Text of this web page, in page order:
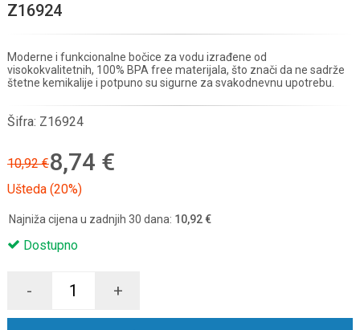
Z16924
Moderne i funkcionalne bočice za vodu izrađene od
visokokvalitetnih, 100% BPA free materijala, što znači da ne sadrže
štetne kemikalije i potpuno su sigurne za svakodnevnu upotrebu.
Šifra: Z16924
10,92 €8,74 €
Ušteda (20%)
Najniža cijena u zadnjih 30 dana: 10,92 €
Dostupno
- +